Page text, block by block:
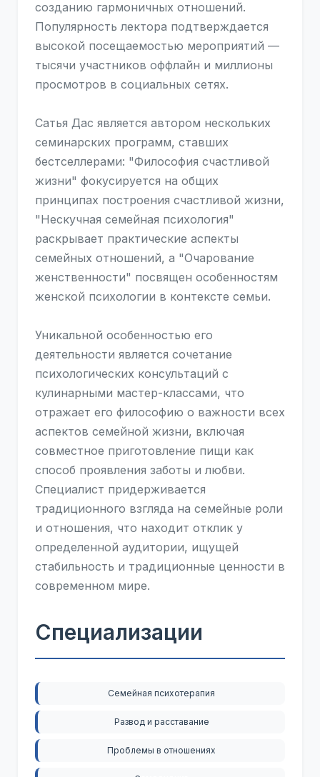
созданию гармоничных отношений.
Популярность лектора подтверждается
высокой посещаемостью мероприятий —
тысячи участников оффлайн и миллионы
просмотров в социальных сетях.
Сатья Дас является автором нескольких
семинарских программ, ставших
бестселлерами: "Философия счастливой
жизни" фокусируется на общих
принципах построения счастливой жизни,
"Нескучная семейная психология"
раскрывает практические аспекты
семейных отношений, а "Очарование
женственности" посвящен особенностям
женской психологии в контексте семьи.
Уникальной особенностью его
деятельности является сочетание
психологических консультаций с
кулинарными мастер-классами, что
отражает его философию о важности всех
аспектов семейной жизни, включая
совместное приготовление пищи как
способ проявления заботы и любви.
Специалист придерживается
традиционного взгляда на семейные роли
и отношения, что находит отклик у
определенной аудитории, ищущей
стабильность и традиционные ценности в
современном мире.
Специализации
Семейная психотерапия
Развод и расставание
Проблемы в отношениях